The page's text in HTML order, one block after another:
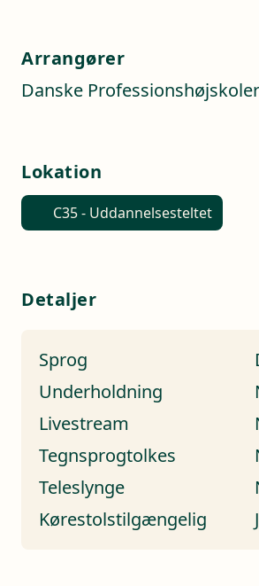
Arrangører
Danske Professionshøjskoler
Lokation
C35 - Uddannelsesteltet
Detaljer
Sprog
Underholdning
Livestream
Tegnsprogtolkes
Teleslynge
Kørestolstilgængelig